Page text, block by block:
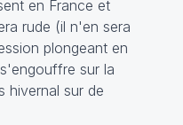
en France et
rude (il n'en sera
plongeant en
sur la
hivernal sur de